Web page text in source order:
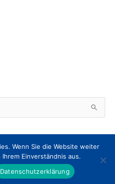
Nachricht an den Webmaster
Herunterladen
Wenn Sie die Website weiter
Einverständnis aus.
Datenschutzerklärung